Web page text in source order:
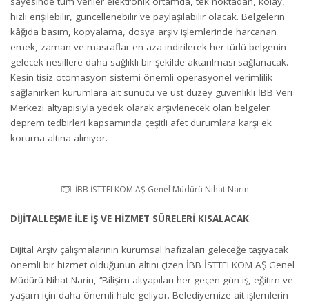
hızlı erişilebilir, güncellenebilir ve paylaşılabilir olacak. Belgelerin
kâğıda basım, kopyalama, dosya arşiv işlemlerinde harcanan
emek, zaman ve masraflar en aza indirilerek her türlü belgenin
gelecek nesillere daha sağlıklı bir şekilde aktarılması sağlanacak.
Kesin tisiz otomasyon sistemi önemli operasyonel verimlilik
sağlanırken kurumlara ait sunucu ve üst düzey güvenlikli İBB Veri
Merkezi altyapısıyla yedek olarak arşivlenecek olan belgeler
deprem tedbirleri kapsamında çeşitli afet durumlara karşı ek
koruma altına alınıyor.
İBB İSTTELKOM AŞ Genel Müdürü Nihat Narin
DİJİTALLEŞME İLE İŞ VE HİZMET SÜRELERİ KISALACAK
Dijital Arşiv çalışmalarının kurumsal hafızaları geleceğe taşıyacak
önemli bir hizmet olduğunun altını çizen İBB İSTTELKOM AŞ Genel
Müdürü Nihat Narin, ‘’Bilişim altyapıları her geçen gün iş, eğitim ve
yaşam için daha önemli hale geliyor. Belediyemize ait işlemlerin